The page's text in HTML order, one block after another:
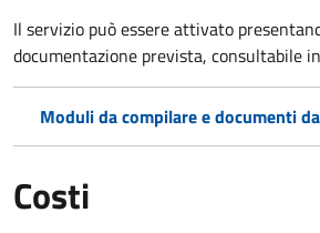
Il servizio può essere attivato
documentazione prevista, consultabile
Moduli da compilare e documenti
Costi